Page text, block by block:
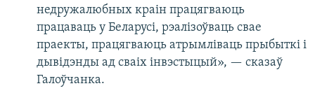
недружалюбных краін працягваюць
працаваць у Беларусі, рэалізоўваць свае
праекты, працягваюць атрымліваць прыбыткі і
дывідэнды ад сваіх інвэстыцый», — сказаў
Галоўчанка.